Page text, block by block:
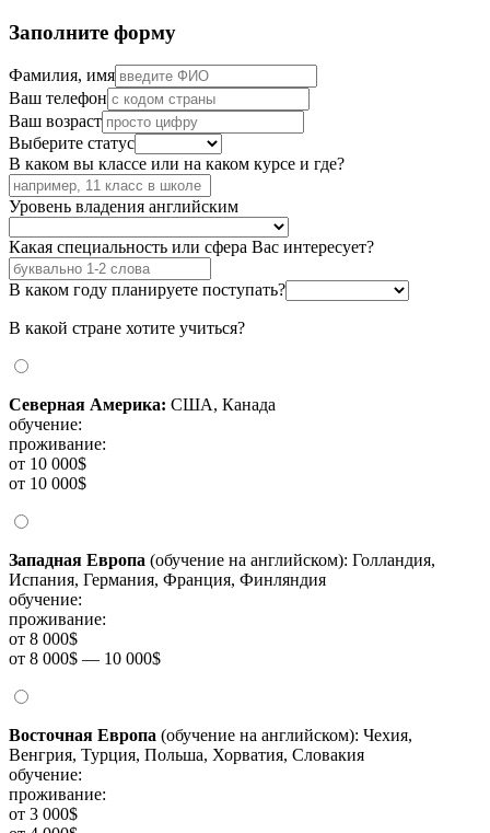
Заполните форму
Фамилия, имя
Ваш телефон
Ваш возраст
Выберите статус
В каком вы классе или на каком курсе и где?
Уровень владения английским
Какая специальность или сфера Вас интересует?
В каком году планируете поступать?
В какой стране хотите учиться?
Северная Америка: США, Канада
обучение:
проживание:
от 10 000$
от 10 000$
Западная Европа (обучение на английском): Голландия,
Испания, Германия, Франция, Финляндия
обучение:
проживание:
от 8 000$
от 8 000$ — 10 000$
Восточная Европа (обучение на английском): Чехия,
Венгрия, Турция, Польша, Хорватия, Словакия
обучение:
проживание:
от 3 000$